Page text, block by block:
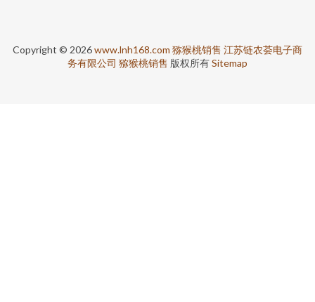
Copyright © 2026www.lnh168.com 猕猴桃销售 江苏链农荟电子商
务有限公司 猕猴桃销售 版权所有Sitemap